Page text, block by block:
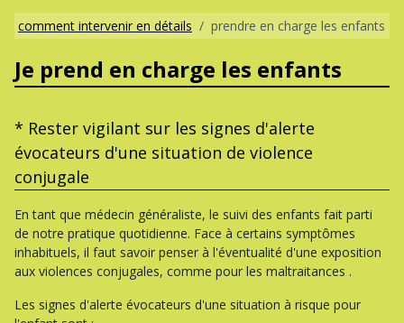
comment intervenir en détails / prendre en charge les enfants
Je prend en charge les enfants
* Rester vigilant sur les signes d'alerte
évocateurs d'une situation de violence
conjugale
En tant que médecin généraliste, le suivi des enfants fait parti
de notre pratique quotidienne. Face à certains symptômes
inhabituels, il faut savoir penser à l'éventualité d'une exposition
aux violences conjugales, comme pour les maltraitances .
Les signes d'alerte évocateurs d'une situation à risque pour